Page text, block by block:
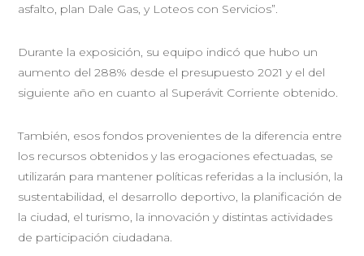
asfalto, plan Dale Gas, y Loteos con Servicios”.
Durante la exposición, su equipo indicó que hubo un
aumento del 288% desde el presupuesto 2021 y el del
siguiente año en cuanto al Superávit Corriente obtenido.
También, esos fondos provenientes de la diferencia entre
los recursos obtenidos y las erogaciones efectuadas, se
utilizarán para mantener políticas referidas a la inclusión, la
sustentabilidad, el desarrollo deportivo, la planificación de
la ciudad, el turismo, la innovación y distintas actividades
de participación ciudadana.